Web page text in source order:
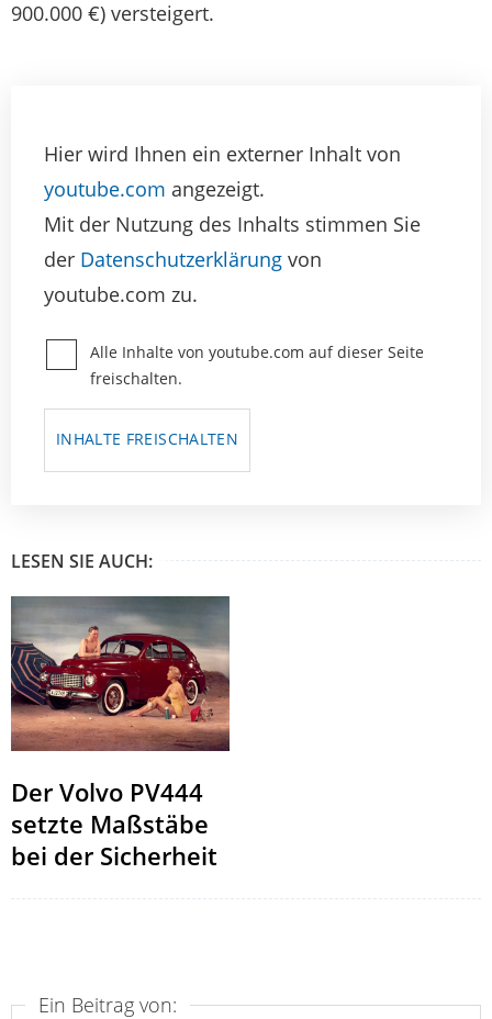
900.000 €) versteigert.
Hier wird Ihnen ein externer Inhalt von
youtube.com angezeigt.
Mit der Nutzung des Inhalts stimmen Sie
der Datenschutzerklärung von
youtube.com zu.
Alle Inhalte von youtube.com auf dieser Seite
freischalten.
INHALTE FREISCHALTEN
LESEN SIE AUCH:
Der Volvo PV444
setzte Maßstäbe
bei der Sicherheit
Ein Beitrag von: